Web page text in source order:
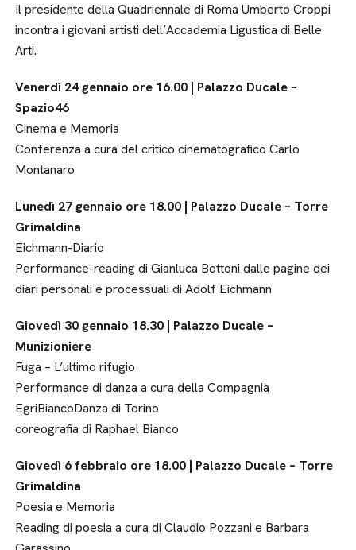
Il presidente della Quadriennale di Roma Umberto Croppi
incontra i giovani artisti dell’Accademia Ligustica di Belle
Arti.
Venerdì 24 gennaio ore 16.00 | Palazzo Ducale –
Spazio46
Cinema e Memoria
Conferenza a cura del critico cinematografico Carlo
Montanaro
Lunedì 27 gennaio ore 18.00 | Palazzo Ducale – Torre
Grimaldina
Eichmann-Diario
Performance-reading di Gianluca Bottoni dalle pagine dei
diari personali e processuali di Adolf Eichmann
Giovedì 30 gennaio 18.30 | Palazzo Ducale –
Munizioniere
Fuga – L’ultimo rifugio
Performance di danza a cura della Compagnia
EgriBiancoDanza di Torino
coreografia di Raphael Bianco
Giovedì 6 febbraio ore 18.00 | Palazzo Ducale – Torre
Grimaldina
Poesia e Memoria
Reading di poesia a cura di Claudio Pozzani e Barbara